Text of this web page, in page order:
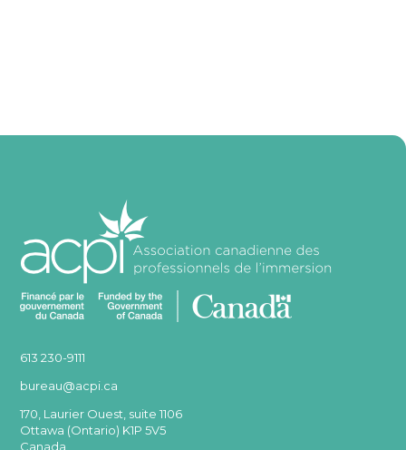
613 230-9111
bureau@acpi.ca
170, Laurier Ouest, suite 1106
Ottawa (Ontario) K1P 5V5
Canada